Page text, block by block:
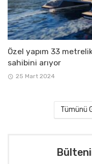
Özel yapım 33
sahibini arıyor
25 Mart 2024
Tümünü